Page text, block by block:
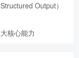
Output）
核心能力